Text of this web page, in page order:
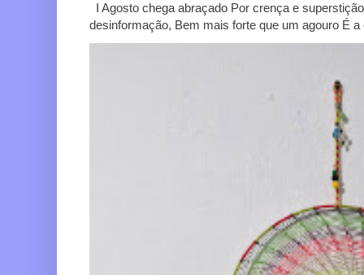
I Agosto chega abraçado Por crença e
desinformação, Bem mais forte que um agouro É